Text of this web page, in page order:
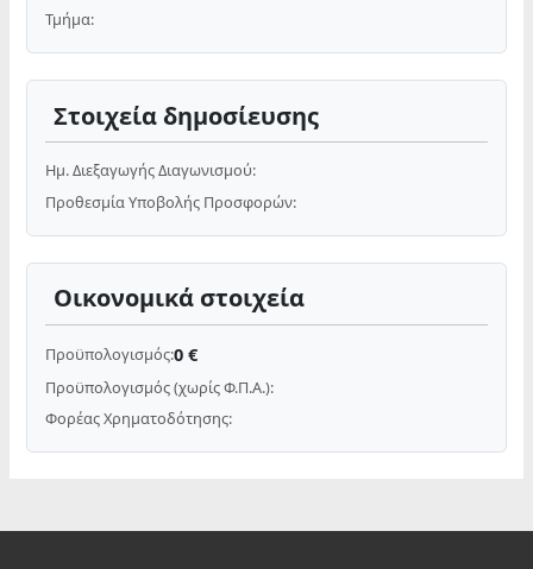
Τμήμα:
Στοιχεία δημοσίευσης
Ημ. Διεξαγωγής Διαγωνισμού:
Προθεσμία Υποβολής Προσφορών:
Οικονομικά στοιχεία
Προϋπολογισμός:0 €
Προϋπολογισμός (χωρίς Φ.Π.Α.):
Φορέας Χρηματοδότησης: